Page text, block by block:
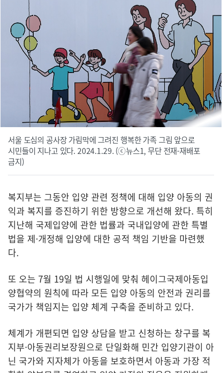
서울 도심의 공사장 가림막에 그려진 행복한 가족 그림 앞으로
시민들이 지나고 있다. 2024.1.29. (ⓒ뉴스1, 무단 전재-재배포
금지)
복지부는 그동안 입양 관련 정책에 대해 입양 아동의 권
익과 복지를 증진하기 위한 방향으로 개선해 왔다. 특히
지난해 국제입양에 관한 법률과 국내입양에 관한 특별
법을 제·개정해 입양에 대한 공적 책임 기반을 마련했
다.
또 오는 7월 19일 법 시행일에 맞춰 헤이그국제아동입
양협약의 원칙에 따라 모든 입양 아동의 안전과 권리를
국가가 책임지는 입양 체계 구축을 준비하고 있다.
체계가 개편되면 입양 상담을 받고 신청하는 창구를 복
지부·아동권리보장원으로 단일화해 민간 입양기관이 아
닌 국가와 지자체가 아동을 보호하면서 아동과 가장 적